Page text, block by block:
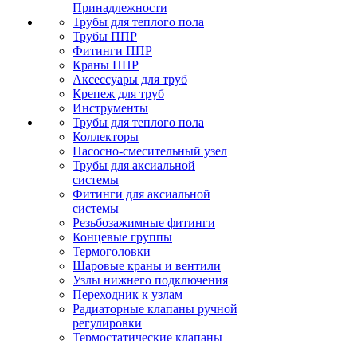
Принадлежности
Трубы для теплого пола
Трубы ППР
Фитинги ППР
Краны ППР
Аксессуары для труб
Крепеж для труб
Инструменты
Трубы для теплого пола
Коллекторы
Насосно-смесительный узел
Трубы для аксиальной
системы
Фитинги для аксиальной
системы
Резьбозажимные фитинги
Концевые группы
Термоголовки
Шаровые краны и вентили
Узлы нижнего подключения
Переходник к узлам
Радиаторные клапаны ручной
регулировки
Термостатические клапаны